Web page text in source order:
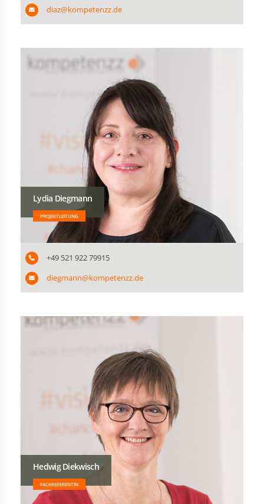
diaz@kompetenzz.de
Lydia Diegmann
PROJEKTLEITUNG
+49 521 922 79915
diegmann@kompetenzz.de
Hedwig Diekwisch
FACHREFERENTIN